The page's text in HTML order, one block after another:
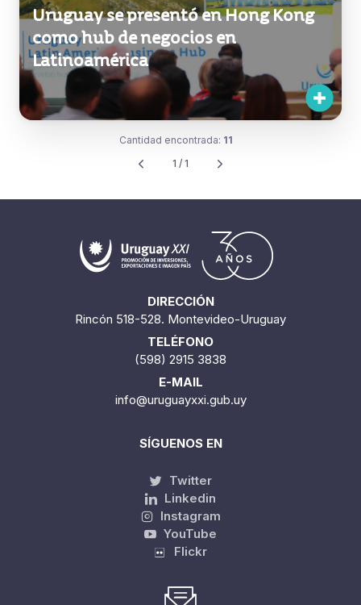
Uruguay se presentó en Hong Kong
como hub de negocios en
Latinoamérica
Cantidad encontrada: 11
1 / 1
DIRECCIÓN
Rincón 518-528. Montevideo-Uruguay
TELÉFONO
(598) 2915 3838
E-MAIL
info@uruguayxxi.gub.uy
SÍGUENOS EN
Twitter
Linkedin
Instagram
YouTube
Flickr